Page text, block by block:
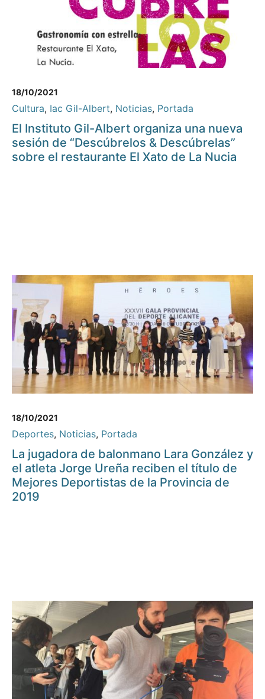
18/10/2021
Cultura, Iac Gil-Albert, Noticias, Portada
El Instituto Gil-Albert organiza una nueva
sesión de “Descúbrelos & Descúbrelas”
sobre el restaurante El Xato de La Nucia
18/10/2021
Deportes, Noticias, Portada
La jugadora de balonmano Lara González y
el atleta Jorge Ureña reciben el título de
Mejores Deportistas de la Provincia de
2019